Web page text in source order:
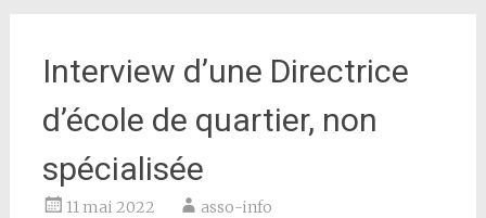
Interview d’une Directrice
d’école de quartier, non
spécialisée
11 mai 2022 asso-info